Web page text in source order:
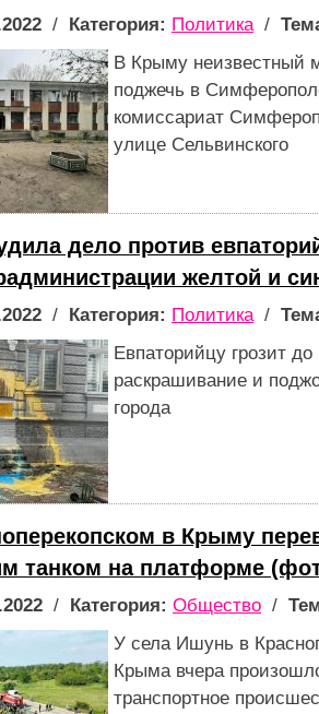
/ Категория: Политика/
В Крыму неизвестный
поджечь в
комиссариат
улице Сельвинского
дело против
желтой и
/ Категория: Политика/
Евпаторийцу грозит
раскрашивание и
города
в Крыму
танком на платформе
/ Категория: Общество /
У села Ишунь в
Крыма вчера
транспортное